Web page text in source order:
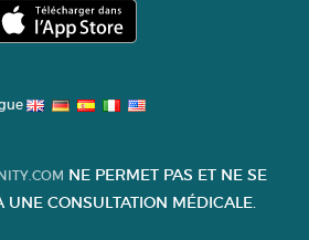
NE PERMET PAS ET NE SE
UNE CONSULTATION MÉDICALE.